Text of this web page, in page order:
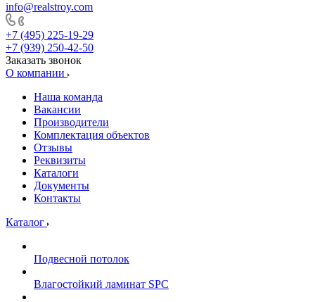
info@realstroy.com
+7 (495) 225-19-29
+7 (939) 250-42-50
Заказать звонок
О компании
Наша команда
Вакансии
Производители
Комплектация объектов
Отзывы
Реквизиты
Каталоги
Документы
Контакты
Каталог
Подвесной потолок
Влагостойкий ламинат SPC